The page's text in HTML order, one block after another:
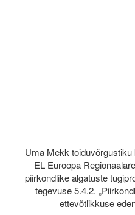
Uma Mekk
EL Euroopa
piirkondlike algatuste
tegevuse 5.4.2.
ettevõtlikkuse